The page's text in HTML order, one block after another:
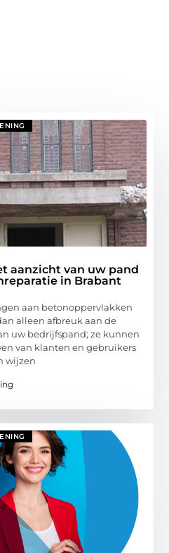
aanzicht van uw pand
in Brabant
aan betonoppervlakken
alleen afbreuk aan de
uw bedrijfspand; ze kunnen
van klanten en gebruikers
wijzen